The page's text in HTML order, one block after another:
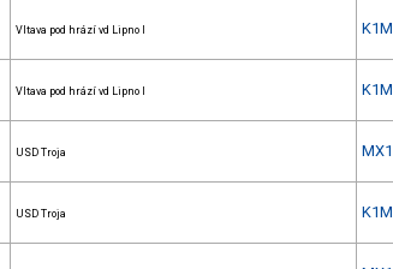
Vltava pod hrází vd Lipno I K1M
Vltava pod hrází vd Lipno I K1M
USD Troja MX1
USD Troja K1M